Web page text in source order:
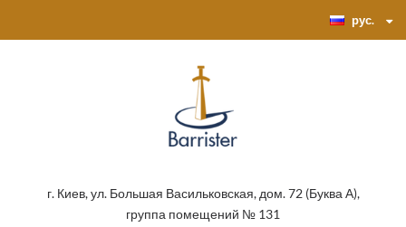
рус.
г. Киев, ул. Большая Васильковская, дом. 72 (Буква А),
группа помещений № 131